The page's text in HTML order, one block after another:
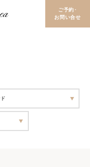
ご予約･
お問い合せ